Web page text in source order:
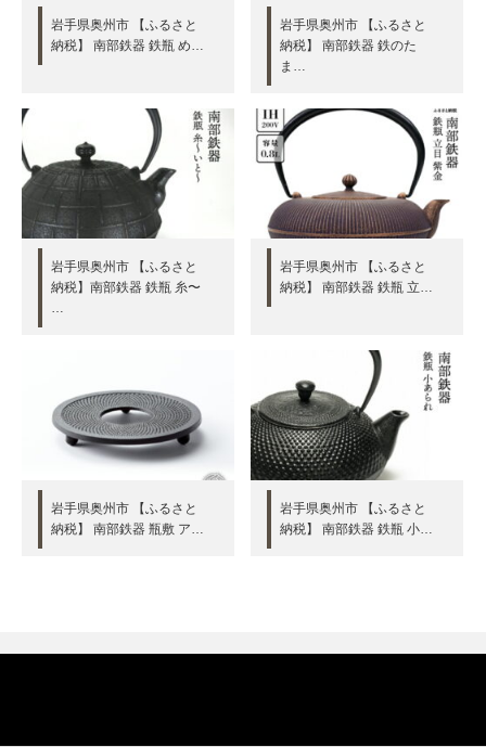
岩手県奥州市 【ふるさと
納税】 南部鉄器 鉄瓶 め…
岩手県奥州市 【ふるさと
納税】 南部鉄器 鉄のた
ま…
岩手県奥州市 【ふるさと
納税】南部鉄器 鉄瓶 糸〜
…
岩手県奥州市 【ふるさと
納税】 南部鉄器 鉄瓶 立…
岩手県奥州市 【ふるさと
納税】 南部鉄器 瓶敷 ア…
岩手県奥州市 【ふるさと
納税】 南部鉄器 鉄瓶 小…